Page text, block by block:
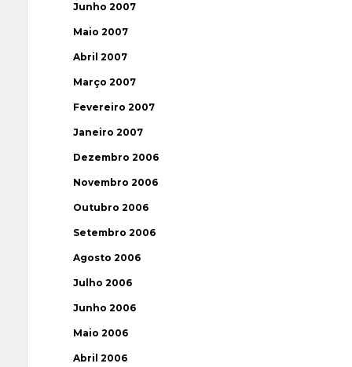
Junho 2007
Maio 2007
Abril 2007
Março 2007
Fevereiro 2007
Janeiro 2007
Dezembro 2006
Novembro 2006
Outubro 2006
Setembro 2006
Agosto 2006
Julho 2006
Junho 2006
Maio 2006
Abril 2006